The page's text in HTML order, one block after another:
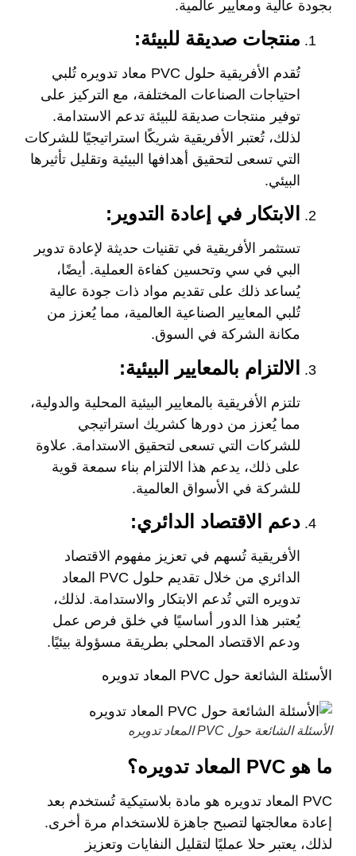
بجودة عالية ومعايير عالمية.
منتجات صديقة للبيئة:
تُقدم الأفريقية حلول PVC معاد تدويره تُلبي
احتياجات الصناعات المختلفة، مع التركيز على
توفير منتجات صديقة للبيئة تدعم الاستدامة.
لذلك، تُعتبر الأفريقية شريكًا استراتيجيًا للشركات
التي تسعى لتحقيق أهدافها البيئية وتقليل تأثيرها
البيئي.
الابتكار في إعادة التدوير:
تستثمر الأفريقية في تقنيات حديثة لإعادة تدوير
البي في سي وتحسين كفاءة العملية. أيضًا،
يُساعد ذلك على تقديم مواد ذات جودة عالية
تُلبي المعايير الصناعية العالمية، مما يُعزز من
مكانة الشركة في السوق.
الالتزام بالمعايير البيئية:
تلتزم الأفريقية بالمعايير البيئية المحلية والدولية،
مما يُعزز من دورها كشريك استراتيجي
للشركات التي تسعى لتحقيق الاستدامة. علاوة
على ذلك، يدعم هذا الالتزام بناء سمعة قوية
للشركة في الأسواق العالمية.
دعم الاقتصاد الدائري:
الأفريقية تُسهم في تعزيز مفهوم الاقتصاد
الدائري من خلال تقديم حلول PVC المعاد
تدويره التي تُدعم الابتكار والاستدامة. لذلك،
يُعتبر هذا الدور أساسيًا في خلق فرص عمل
ودعم الاقتصاد المحلي بطريقة مسؤولة بيئيًا.
الأسئلة الشائعة حول PVC المعاد تدويره
الأسئلة الشائعة حول PVC المعاد تدويره
ما هو PVC المعاد تدويره؟
PVC المعاد تدويره هو مادة بلاستيكية تُستخدم بعد
إعادة معالجتها لتصبح جاهزة للاستخدام مرة أخرى.
لذلك، يعتبر حلا عمليًا لتقليل النفايات وتعزيز